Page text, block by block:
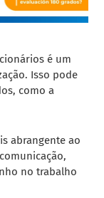
é um
Isso pode
como a
abrangente ao
no trabalho